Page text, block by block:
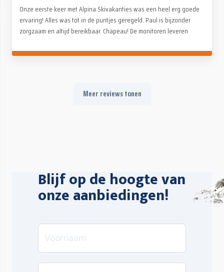
Onze eerste keer met Alpina Skivakanties was een heel erg goede
ervaring! Alles was tot in de puntjes geregeld. Paul is bijzonder
zorgzaam en altijd bereikbaar. Chapeau! De monitoren leveren
naast de piste (avondactiviteiten). Geen kopzorgen, alleen maar
Meer reviews tonen
Blijf op de hoogte van
onze aanbiedingen!